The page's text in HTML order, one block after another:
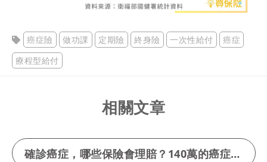
癌症險 做功課 定期險 終身險 一次性給付
癌症
療程型給付
相關文章
確診癌症，哪些保險會理賠？140萬的癌症理賠案例告訴你